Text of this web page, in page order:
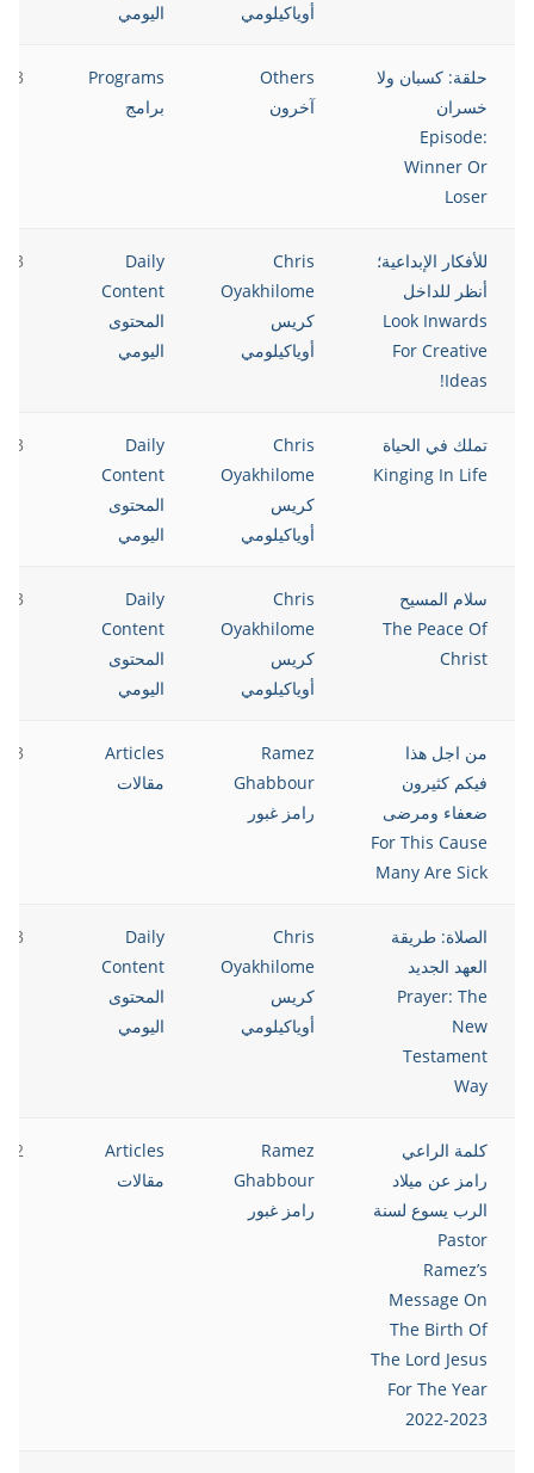
أوياكيلومي
اليومي
حلقة: كسبان ولا
خسران
Episode:
Winner Or
Loser
Others
آخرون
Programs
برامج
للأفكار الإبداعية؛
أنظر للداخل
Look Inwards
For Creative
Ideas!
Chris
Oyakhilome
كريس
أوياكيلومي
Daily
Content
المحتوى
اليومي
تملك في الحياة
Kinging In Life
Chris
Oyakhilome
كريس
أوياكيلومي
Daily
Content
المحتوى
اليومي
سلام المسيح
The Peace Of
Christ
Chris
Oyakhilome
كريس
أوياكيلومي
Daily
Content
المحتوى
اليومي
من اجل هذا
فيكم كثيرون
ضعفاء ومرضى
For This Cause
Many Are Sick
Ramez
Ghabbour
رامز غبور
Articles
مقالات
الصلاة: طريقة
العهد الجديد
Prayer: The
New
Testament
Way
Chris
Oyakhilome
كريس
أوياكيلومي
Daily
Content
المحتوى
اليومي
كلمة الراعي
رامز عن ميلاد
الرب يسوع لسنة
Pastor
Ramez’s
Message On
The Birth Of
The Lord Jesus
For The Year
2022-2023
Ramez
Ghabbour
رامز غبور
Articles
مقالات